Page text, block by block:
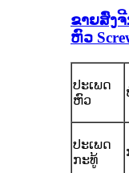
ຂາຍສົ່ງຈີ
ຫົວ
ປະເພດ
ຫົວ
ປະເພດ
ກະທູ້